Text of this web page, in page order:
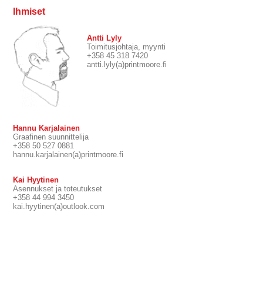
Ihmiset
Antti Lyly
Toimitusjohtaja, myynti
+358 45 318 7420
antti.lyly(a)printmoore.fi
Hannu Karjalainen
Graafinen suunnittelija
+358 50 527 0881
hannu.karjalainen(a)printmoore.fi
Kai Hyytinen
Asennukset ja toteutukset
+358 44 994 3450
kai.hyytinen(a)outlook.com